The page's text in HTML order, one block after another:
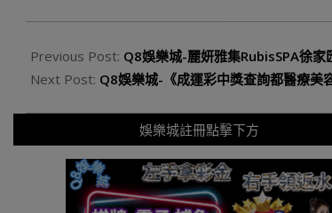
Previous Post: Q8娛樂城-麗妍雅集RubisSPA徐
Next Post: Q8娛樂城-《成運彩中獎查詢都醫療美
娛樂城註冊點擊下方